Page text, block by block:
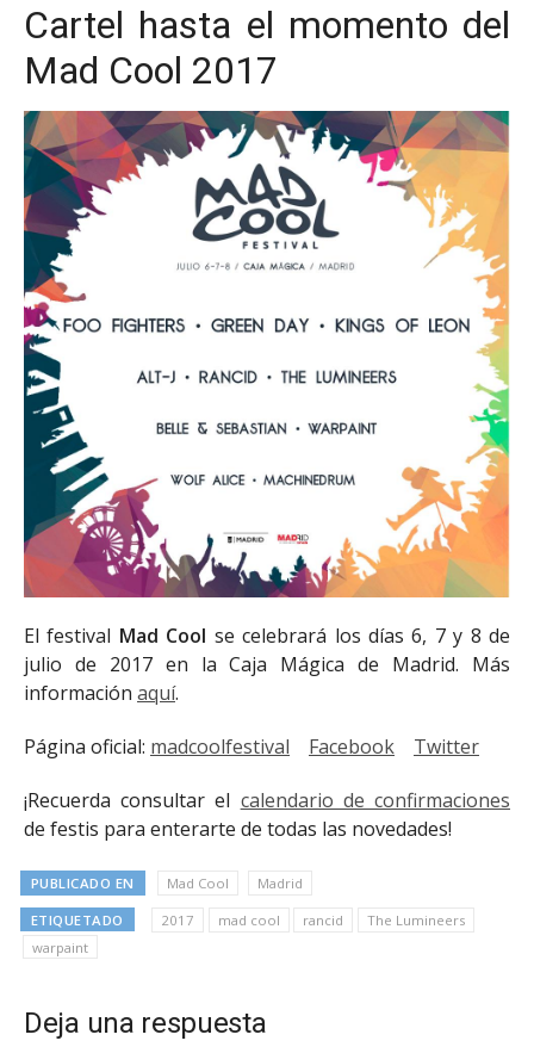
Cartel hasta el momento del
Mad Cool 2017
El festival Mad Cool se celebrará los días 6, 7 y 8 de
julio de 2017 en la Caja Mágica de Madrid. Más
información aquí.
Página oficial: madcoolfestival Facebook Twitter
¡Recuerda consultar el calendario de confirmaciones
de festis para enterarte de todas las novedades!
PUBLICADO EN Mad Cool Madrid
ETIQUETADO 2017 mad cool rancid
The Lumineers
warpaint
Deja una respuesta